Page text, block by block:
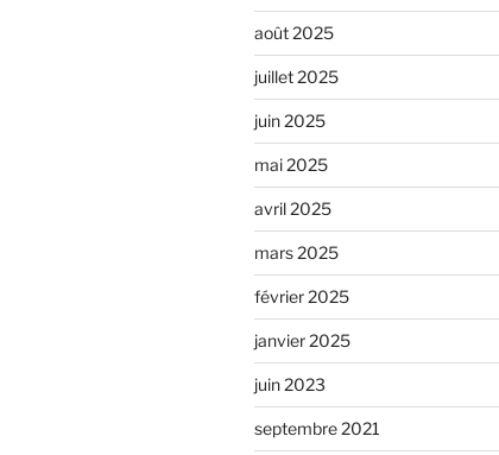
août 2025
juillet 2025
juin 2025
mai 2025
avril 2025
mars 2025
février 2025
janvier 2025
juin 2023
septembre 2021